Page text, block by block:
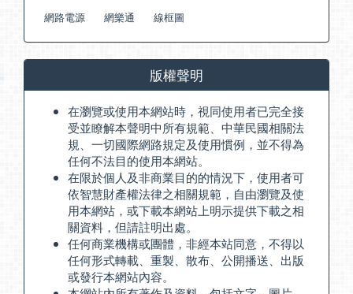
網路電源
網樂通 線框圖
版權聲明
在瀏覽或使用本網站時，視同使用者已完全接
受並瞭解本聲明中所有規範、中華民國相關法
規、一切國際網路規定及使用慣例，並不得為
任何不法目的使用本網站。
在限於個人及非商業目的的情況下，使用者可
依智慧財產權法律之相關規範，自由瀏覽及使
用本網站，或下載本網站上明示提供下載之相
關資料，但請註明出處。
任何商業機構或團體，非經本站同意，不得以
任何形式轉載、重製、散布、公開播送、出版
或發行本網站內容。